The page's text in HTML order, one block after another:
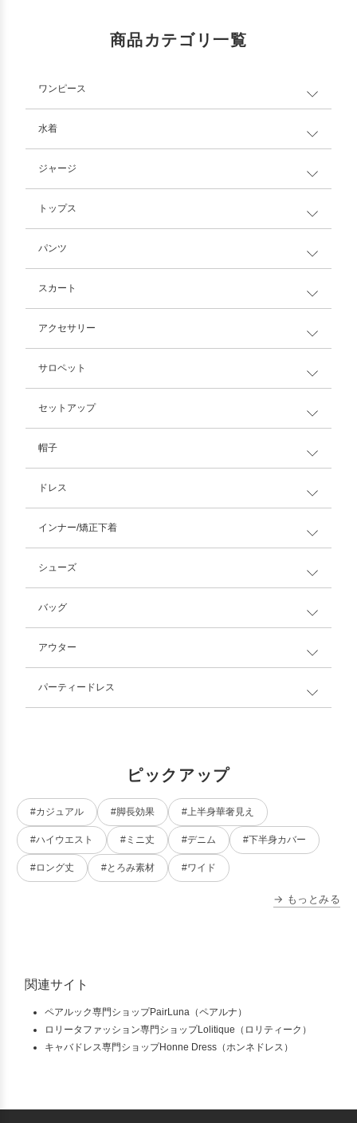
商品カテゴリ一覧
ワンピース
水着
ジャージ
トップス
パンツ
スカート
アクセサリー
サロペット
セットアップ
帽子
ドレス
インナー/矯正下着
シューズ
バッグ
アウター
パーティードレス
ピックアップ
#カジュアル #脚長効果 #上半身華奢見え
#ハイウエスト #ミニ丈 #デニム #下半身カバー
#ロング丈 #とろみ素材 #ワイド
→ もっとみる
関連サイト
ペアルック専門ショップPairLuna（ペアルナ）
ロリータファッション専門ショップLolitique（ロリティーク）
キャバドレス専門ショップHonne Dress（ホンネドレス）